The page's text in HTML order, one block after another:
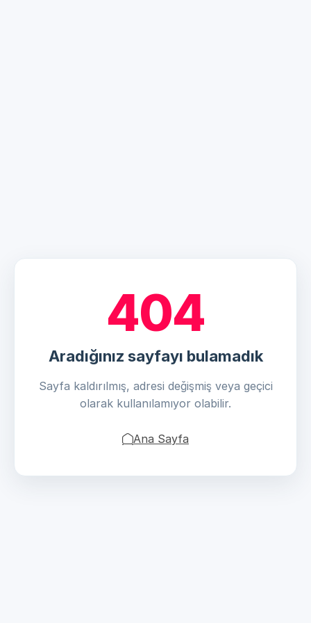
404
Aradığınız sayfayı bulamadık
Sayfa kaldırılmış, adresi değişmiş veya geçici
olarak kullanılamıyor olabilir.
Ana Sayfa